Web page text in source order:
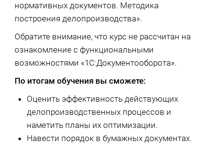
нормативных документов. Методика
построения делопроизводства».
Обратите внимание, что курс не рассчитан на
ознакомление с функциональными
возможностями «1С:Документооборота».
По итогам обучения вы сможете:
Оценить эффективность действующих
делопроизводственных процессов и
наметить планы их оптимизации.
Навести порядок в бумажных документах.